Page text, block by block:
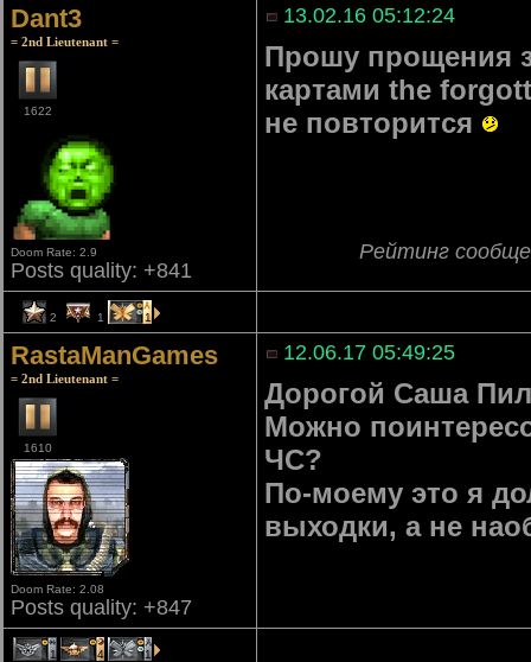
Dant3
= 2nd Lieutenant =
1622
Doom Rate: 2.9
Posts quality: +841
13.02.16 05:12:24
Прошу прощения
картами the
не повторится
Рейтинг
2 1 1
RastaManGames
= 2nd Lieutenant =
1610
Doom Rate: 2.08
Posts quality: +847
12.06.17 05:49:25
Дорогой Саша
Можно
ЧС?
По-моему это я
выходки, а не
1 4 1